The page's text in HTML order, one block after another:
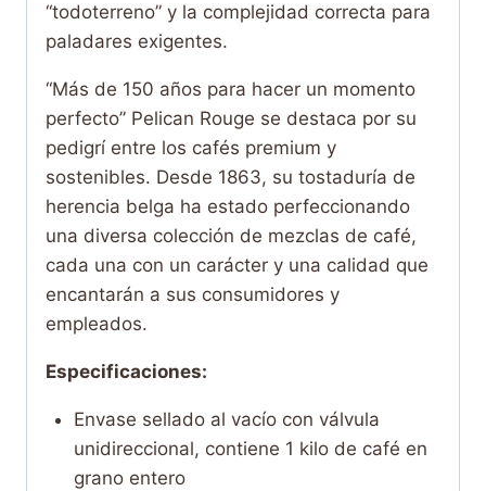
“todoterreno” y la complejidad correcta para
paladares exigentes.
“Más de 150 años para hacer un momento
perfecto” Pelican Rouge se destaca por su
pedigrí entre los cafés premium y
sostenibles. Desde 1863, su tostaduría de
herencia belga ha estado perfeccionando
una diversa colección de mezclas de café,
cada una con un carácter y una calidad que
encantarán a sus consumidores y
empleados.
Especificaciones:
Envase sellado al vacío con válvula
unidireccional, contiene 1 kilo de café en
grano entero